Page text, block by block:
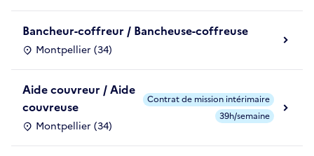
Bancheur-coffreur / Bancheuse-coffreuse
Montpellier (34)
Aide couvreur / Aide
couvreuse
Montpellier (34)
Contrat de mission intérimaire
39h/semaine